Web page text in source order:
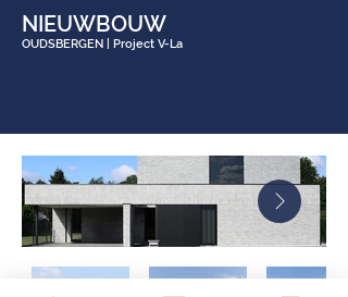
NIEUWBOUW
OUDSBERGEN | Project V-La